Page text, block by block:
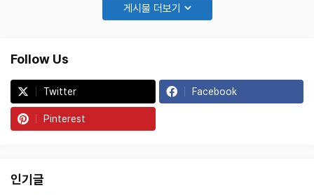
는 링크제니시스의 기업 현황, 시장 동향, 기술 분석 및 재무 분석을 통해
게시물 더보기
Follow Us
Twitter Facebook
Pinterest
인기글